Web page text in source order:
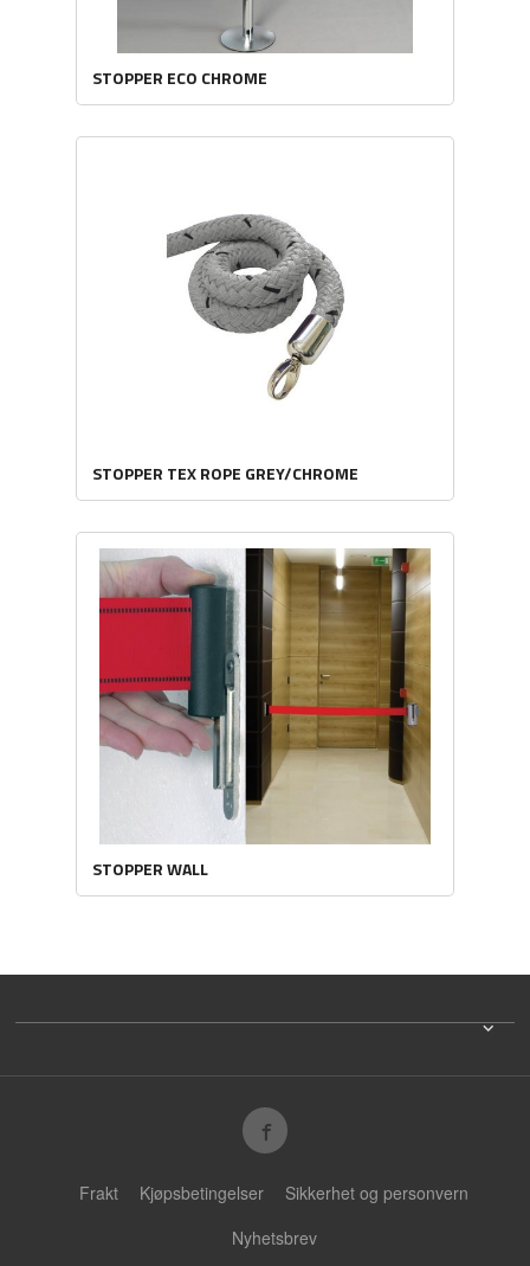
STOPPER ECO CHROME
STOPPER TEX ROPE GREY/CHROME
STOPPER WALL
Frakt Kjøpsbetingelser
Sikkerhet og personvern
Nyhetsbrev